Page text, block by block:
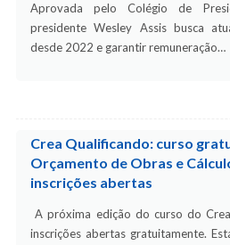
Aprovada pelo Colégio de
presidente Wesley Assis busca
desde 2022 e garantir remuneração…
Crea Qualificando: curso
Orçamento de Obras e
inscrições abertas
A próxima edição do curso do
inscrições abertas gratuitamente.